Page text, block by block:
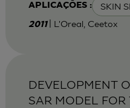
APLICAÇÕES : SKIN
2011 | L'Oreal, Ceetox
DEVELOPMENT
SAR MODEL